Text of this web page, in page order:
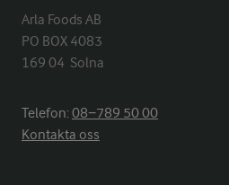
Arla Foods AB
PO BOX 4083
169 04  Solna
Telefon:08−789 50 00
Kontakta oss